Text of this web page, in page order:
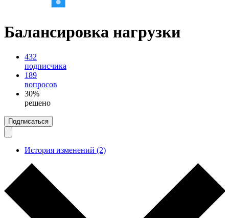
Балансировка нагрузки
432
подписчика
189
вопросов
30%
решено
Подписаться
История изменений (2)